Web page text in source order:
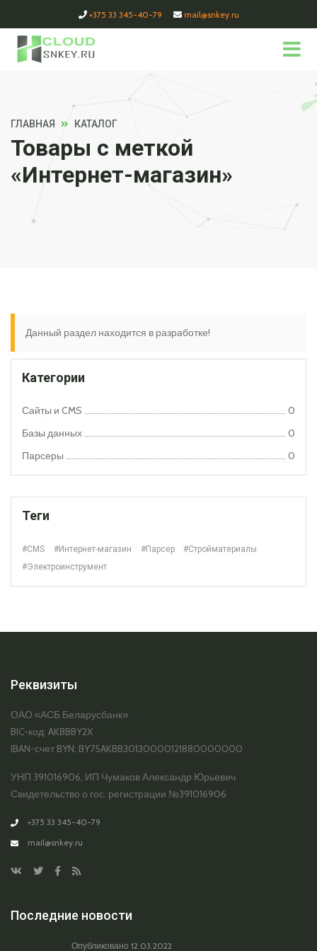
+375 33 345-40-79 mail@snkey.ru
ГЛАВНАЯ КАТАЛОГ
Товары с меткой
«Интернет-магазин»
Данный раздел находится в разработке!
Категории
Сайты и CMS
0
Базы данных
0
Парсеры
0
Теги
#CMS #Интернет-магазин #Парсер
#Стройматериалы
#Электроинструмент
Реквизиты
ОАО «АСБ Беларусбанк»
BIC-код: AKBBBY2X
IBAN-счет BYN: BY75AKBB30130000121880000000
УНП 391016906, ИП Чумаков Александр Юрьевич
Свидетельство о гос. регистрации №391016906
+375 33 345-40-79
mail@snkey.ru
Последние новости
Опубликовано 12.03.2022